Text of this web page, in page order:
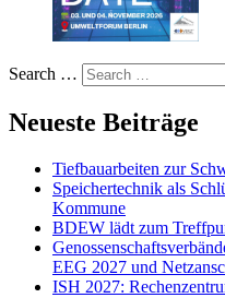
Search …
Neueste Beiträge
Tiefbauarbeiten zur
Speichertechnik als
Kommune
BDEW lädt zum
EEG 2027 und
ISH 2027: